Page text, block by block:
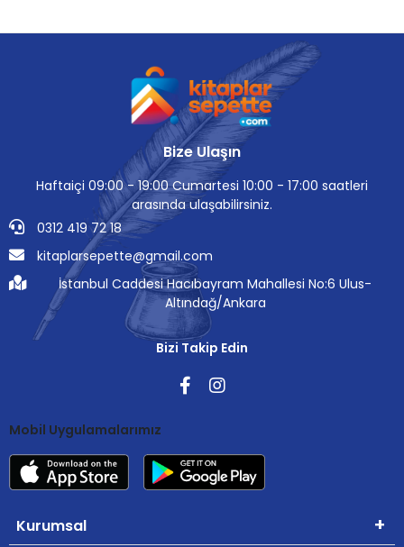
Bize Ulaşın
Haftaiçi 09:00 - 19:00 Cumartesi 10:00 - 17:00 saatleri
arasında ulaşabilirsiniz.
0312 419 72 18
kitaplarsepette@gmail.com
İstanbul Caddesi Hacıbayram Mahallesi No:6 Ulus-
Altındağ/Ankara
Bizi Takip Edin
Mobil Uygulamalarımız
Kurumsal